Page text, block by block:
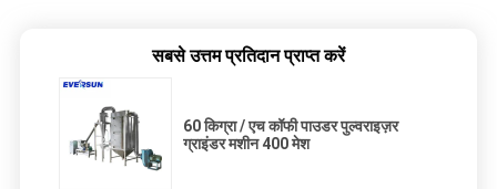
सबसे उत्तम प्रतिदान प्राप्त करें
60 किग्रा / एच कॉफी पाउडर पुल्वराइज़र
ग्राइंडर मशीन 400 मेश